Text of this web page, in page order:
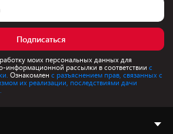
Подписаться
моих персональных данных для
информационной рассылки в соответствии с
Ознакомлен с разъяснением прав, связанных с
их реализации, последствиями дачи